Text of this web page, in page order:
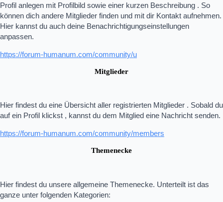
Profil anlegen mit Profilbild sowie einer kurzen Beschreibung . So
können dich andere Mitglieder finden und mit dir Kontakt aufnehmen.
Hier kannst du auch deine Benachrichtigungseinstellungen
anpassen.
https://forum-humanum.com/community/u
Mitglieder
Hier findest du eine Übersicht aller registrierten Mitglieder . Sobald du
auf ein Profil klickst , kannst du dem Mitglied eine Nachricht senden.
https://forum-humanum.com/community/members
Themenecke
Hier findest du unsere allgemeine Themenecke. Unterteilt ist das
ganze unter folgenden Kategorien: